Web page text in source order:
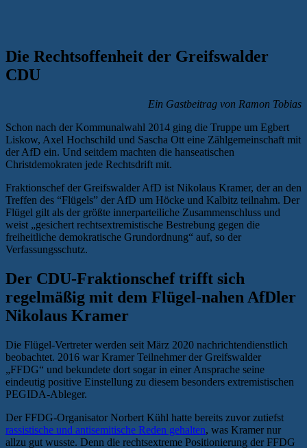
Die Rechtsoffenheit der Greifswalder
CDU
Ein Gastbeitrag von Ramon Tobias
Schon nach der Kommunalwahl 2014 ging die Truppe um Egbert
Liskow, Axel Hochschild und Sascha Ott eine Zählgemeinschaft mit
der AfD ein. Und seitdem machten die hanseatischen
Christdemokraten jede Rechtsdrift mit.
Fraktionschef der Greifswalder AfD ist Nikolaus Kramer, der an den
Treffen des “Flügels” der AfD um Höcke und Kalbitz teilnahm. Der
Flügel gilt als der größte innerparteiliche Zusammenschluss und
weist „gesichert rechtsextremistische Bestrebung gegen die
freiheitliche demokratische Grundordnung“ auf, so der
Verfassungsschutz.
Der CDU-Fraktionschef trifft sich
regelmäßig mit dem Flügel-nahen AfDler
Nikolaus Kramer
Die Flügel-Vertreter werden seit März 2020 nachrichtendienstlich
beobachtet. 2016 war Kramer Teilnehmer der Greifswalder
„FFDG“ und bekundete dort sogar in einer Ansprache seine
eindeutig positive Einstellung zu diesem besonders extremistischen
PEGIDA-Ableger.
Der FFDG-Organisator Norbert Kühl hatte bereits zuvor zutiefst
rassistische und antisemitische Reden gehalten, was Kramer nur
allzu gut wusste. Denn die rechtsextreme Positionierung der FFDG